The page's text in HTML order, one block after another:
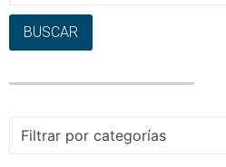
BUSCAR
Filtrar por categorías